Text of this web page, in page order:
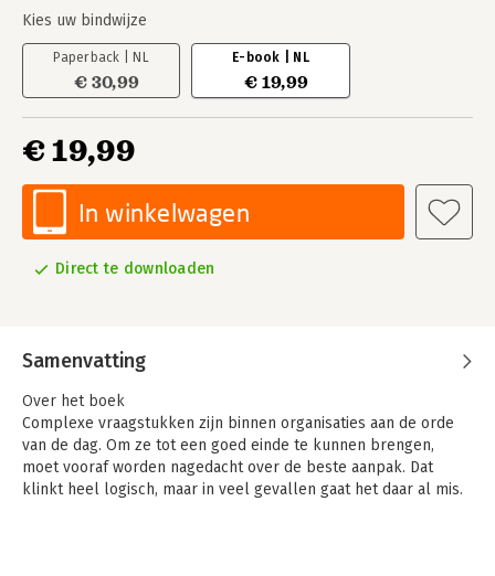
Kies uw bindwijze
Paperback | NL
€ 30,99
E-book | NL
€ 19,99
€ 19,99
In winkelwagen
Direct te downloaden
Samenvatting
Over het boek
Complexe vraagstukken zijn binnen organisaties aan de orde
van de dag. Om ze tot een goed einde te kunnen brengen,
moet vooraf worden nagedacht over de beste aanpak. Dat
klinkt heel logisch, maar in veel gevallen gaat het daar al mis.